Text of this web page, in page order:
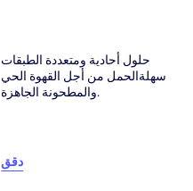
حلول أحادية ومتعددة الطبقات
سهلةالحمل من أجل القهوة الحي
والمطحونة الجاهزة.
دقق